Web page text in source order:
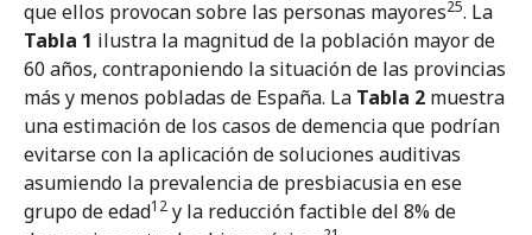
que ellos provocan sobre las personas mayores25. La
Tabla 1 ilustra la magnitud de la población mayor de
60 años, contraponiendo la situación de las provincias
más y menos pobladas de España. La Tabla 2 muestra
una estimación de los casos de demencia que podrían
evitarse con la aplicación de soluciones auditivas
asumiendo la prevalencia de presbiacusia en ese
grupo de edad12 y la reducción factible del 8% de